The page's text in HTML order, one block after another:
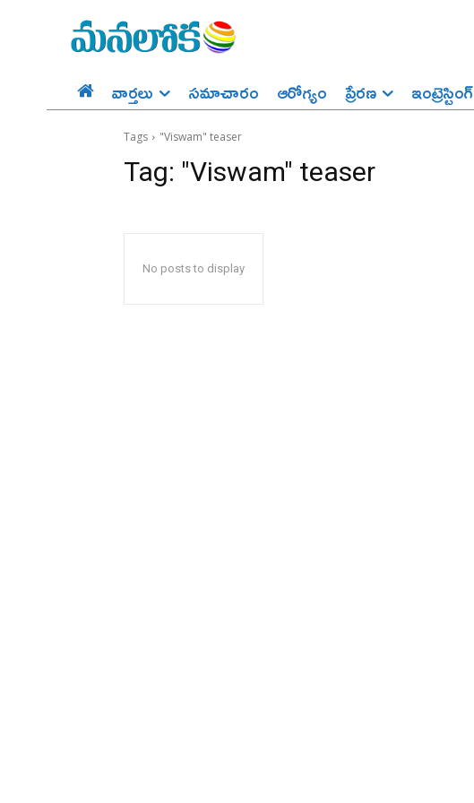
వార్తలు సమాచారం ఆరోగ్యం ప్రేర‌ణ‌ ఇంట్రెస్టింగ్‌
Tags "Viswam" teaser
Tag: "Viswam" teaser
No posts to display